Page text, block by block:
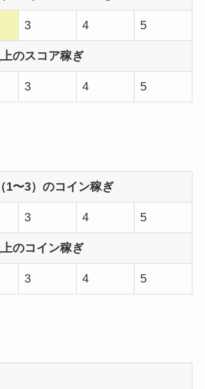
3 4 5
のスコア稼ぎ
3 4 5
1〜3）のコイン稼ぎ
3 4 5
のコイン稼ぎ
3 4 5